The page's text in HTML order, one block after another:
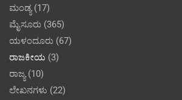
ಮಂಡ್ಯ(17)
ಮೈಸೂರು (365)
ಯಳಂದೂರು (67)
ರಾಜಕೀಯ (3)
ರಾಜ್ಯ(10)
ಲೇಖನಗಳು (22)